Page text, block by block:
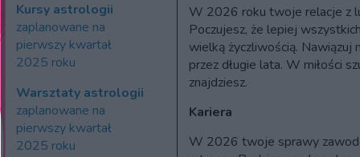
Kursy astrologii
zaplanowane na
pierwszy kwartał
2025 roku
Warsztaty astrologii
zaplanowane na
pierwszy kwartał
2025 roku
W 2026 roku twoje relacje z
Poczujesz, że lepiej
wielką życzliwością.
przez długie lata. W miłości
znajdziesz.
Kariera
W 2026 twoje sprawy